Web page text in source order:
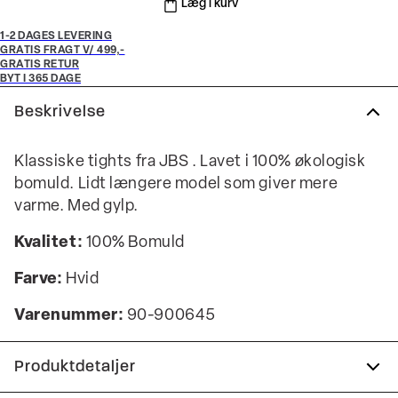
Læg i kurv
1-2 DAGES LEVERING
GRATIS FRAGT V/ 499,-
GRATIS RETUR
BYT I 365 DAGE
Beskrivelse
Klassiske tights fra JBS . Lavet i 100% økologisk
bomuld. Lidt længere model som giver mere
varme. Med gylp.
Kvalitet: 100% Bomuld
Farve: Hvid
Varenummer: 90-900645
Produktdetaljer